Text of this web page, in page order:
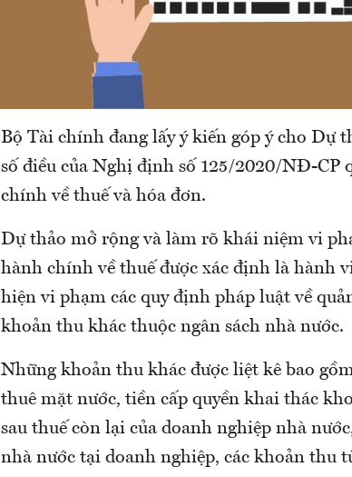
Bộ Tài chính đang lấy ý kiến góp ý cho Dự
số điều của Nghị định số 125/2020/NĐ-CP
chính về thuế và hóa đơn.
Dự thảo mở rộng và làm rõ khái niệm vi
hành chính về thuế được xác định là hành
hiện vi phạm các quy định pháp luật về
khoản thu khác thuộc ngân sách nhà nước.
Những khoản thu khác được liệt kê bao
thuê mặt nước, tiền cấp quyền khai thác
sau thuế còn lại của doanh nghiệp nhà
nhà nước tại doanh nghiệp, các khoản thu